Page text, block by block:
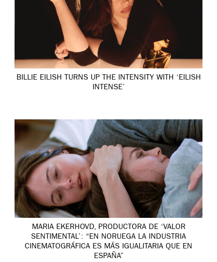
BILLIE EILISH TURNS UP THE INTENSITY WITH ‘EILISH
INTENSE’
MARIA EKERHOVD, PRODUCTORA DE ‘VALOR
SENTIMENTAL’: “EN NORUEGA LA INDUSTRIA
CINEMATOGRÁFICA ES MÁS IGUALITARIA QUE EN
ESPAÑA”